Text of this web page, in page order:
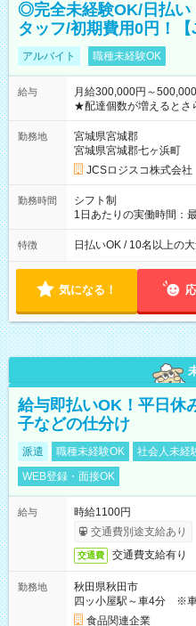
◎完全未経験OK/日払い
タッフ/初期費用0円！【
アルバイト 職種未経験OK
給与
月給300,000円～
★配達個数が増えるとさ
ど！ ・主要都市エリア 月収55万円／週5日稼働 月収65万~112
万円／週6日稼働 ・地方郊外エリア 月収40万円／週5日稼働 月
収40万円~50万円／週6日稼働 ＜モデルイメージ＞ ■
円 (27歳男性/江東区在
(日休み) ■月収80万円(43歳男性/墨田区在住)※元営業 1日200個
勤務地
宮城県宮城郡
宮城県宮城郡七ヶ浜町
JCSロジスコ株式会社
勤務時間
シフト制
1日あたりの実働時間：
働8時間） ※週5日勤務
によって時間外での勤
特徴 日払いOK / 10名以上の
気になる！
給与即払いOK！平日休
子などの仕分け
派遣 職種未経験OK 社会人未経
WEB登録・面接OK
給与
時給1100円
交通費別途支給あり
交通費 交通費支給有り
勤務地
秋田県秋田市
四ッ小屋駅～車4分 ※
食品関連企業